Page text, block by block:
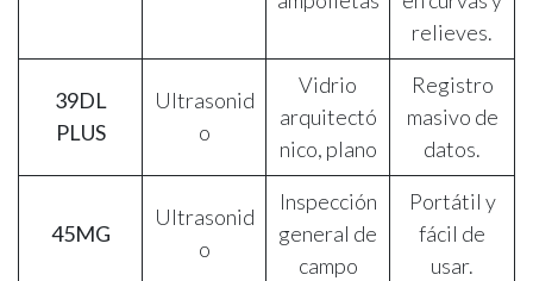
relieves.
39DL
PLUS
Ultrasonid
o
Vidrio
arquitectó
nico, plano
Registro
masivo de
datos.
45MG
Ultrasonid
o
Inspección
general de
campo
Portátil y
fácil de
usar.